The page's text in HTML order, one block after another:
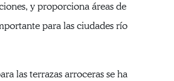
y proporciona áreas de
para las ciudades río
las terrazas arroceras se ha